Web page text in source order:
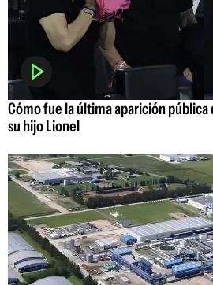
Cómo fue la última aparición pública
su hijo Lionel